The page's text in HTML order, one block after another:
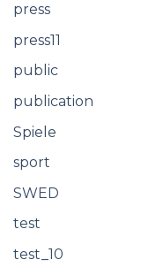
press
press11
public
publication
Spiele
sport
SWED
test
test_10